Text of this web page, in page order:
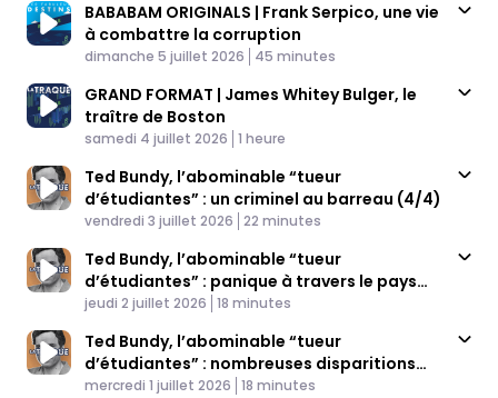
BABABAM ORIGINALS | Frank Serpico, une vie
à combattre la corruption
Published At
dimanche 5 juillet 2026 Time
45 minutes
GRAND FORMAT | James Whitey Bulger, le
traître de Boston
Published At
samedi 4 juillet 2026 Time
1 heure
Ted Bundy, l’abominable “tueur
d’étudiantes” : un criminel au barreau (4/4)
Published At
vendredi 3 juillet 2026 Time
22 minutes
Ted Bundy, l’abominable “tueur
d’étudiantes” : panique à travers le pays
(3/4)
Published At
jeudi 2 juillet 2026 Time
18 minutes
Ted Bundy, l’abominable “tueur
d’étudiantes” : nombreuses disparitions
dans l’Utah (2/4)
Published At
mercredi 1 juillet 2026 Time
18 minutes